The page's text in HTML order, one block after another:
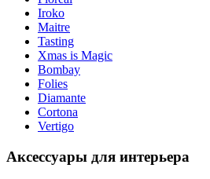
Iroko
Maitre
Tasting
Xmas is Magic
Bombay
Folies
Diamante
Cortona
Vertigo
Аксессуары для интерьера